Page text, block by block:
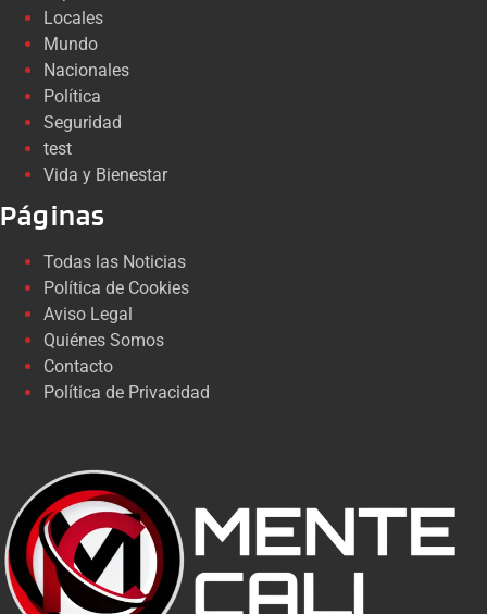
Locales
Mundo
Nacionales
Política
Seguridad
test
Vida y Bienestar
Páginas
Todas las Noticias
Política de Cookies
Aviso Legal
Quiénes Somos
Contacto
Política de Privacidad